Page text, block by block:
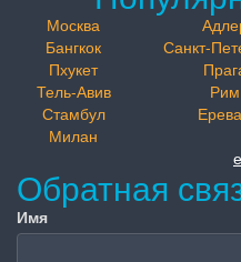
Москва
Бангкок
Санкт-
Пхукет
Тель-Авив
Рим
Стамбул
Милан
Обратная
Имя